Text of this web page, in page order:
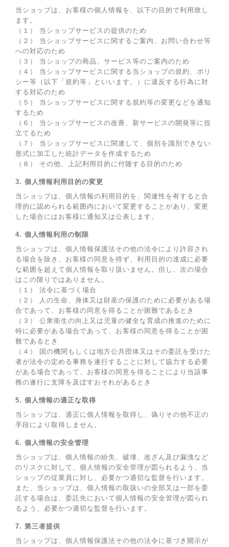
当ショップは、お客様の個人情報を、以下の目的で利用致し
ます。
（１） 当ショップサービスの提供のため
（２） 当ショップサービスに関するご案内、お問い合わせ等
への対応のため
（３） 当ショップの商品、サービス等のご案内のため
（４） 当ショップサービスに関する当ショップの規約、ポリ
シー等（以下「規約等」といいます。）に違反する行為に対
する対応のため
（５） 当ショップサービスに関する規約等の変更などを通知
するため
（６） 当ショップサービスの改善、新サービスの開発等に役
立てるため
（７） 当ショップサービスに関連して、個別を識別できない
形式に加工した統計データを作成するため
（８） その他、上記利用目的に付随する目的のため
3. 個人情報利用目的の変更
当ショップは、個人情報の利用目的を、関連性を有すると合
理的に認められる範囲内において変更することがあり、変更
した場合にはお客様に通知又は公表します。
4. 個人情報利用の制限
当ショップは、個人情報保護法その他の法令により許容され
る場合を除き、お客様の同意を得ず、利用目的の達成に必要
な範囲を超えて個人情報を取り扱いません。但し、次の場合
はこの限りではありません。
（１） 法令に基づく場合
（２） 人の生命、身体又は財産の保護のために必要がある場
合であって、お客様の同意を得ることが困難であるとき
（３） 公衆衛生の向上又は児童の健全な育成の推進のために
特に必要がある場合であって、お客様の同意を得ることが困
難であるとき
（４） 国の機関もしくは地方公共団体又はその委託を受けた
者が法令の定める事務を遂行することに対して協力する必要
がある場合であって、お客様の同意を得ることにより当該事
務の遂行に支障を及ぼすおそれがあるとき
5. 個人情報の適正な取得
当ショップは、適正に個人情報を取得し、偽りその他不正の
手段により取得しません。
6. 個人情報の安全管理
当ショップは、個人情報の紛失、破壊、改ざん及び漏洩など
のリスクに対して、個人情報の安全管理が図られるよう、当
ショップの従業員に対し、必要かつ適切な監督を行います。
また、当ショップは、個人情報の取扱いの全部又は一部を委
託する場合は、委託先において個人情報の安全管理が図られ
るよう、必要かつ適切な監督を行います。
7. 第三者提供
当ショップは、個人情報保護法その他の法令に基づき開示が